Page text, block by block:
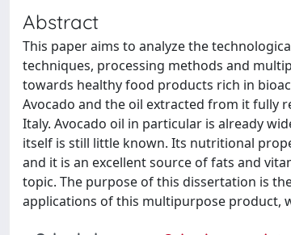
Abstract
This paper aims to analyze the
techniques, processing methods and
towards healthy food products rich in
Avocado and the oil extracted from it fully
Italy. Avocado oil in particular is already
itself is still little known. Its nutritional
and it is an excellent source of fats and
topic. The purpose of this dissertation is
applications of this multipurpose product,